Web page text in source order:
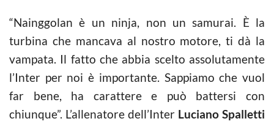
“Nainggolan è un ninja, non un samurai. È la
turbina che mancava al nostro motore, ti dà la
vampata. Il fatto che abbia scelto assolutamente
l’Inter per noi è importante. Sappiamo che vuol
far bene, ha carattere e può battersi con
chiunque”. L’allenatore dell’Inter Luciano Spalletti